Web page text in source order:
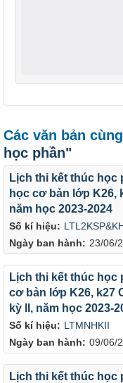
Các văn bản
học phần"
Số kí hiệu:
Ngày ban hành: 23/06/
Lịch thi kết thúc học
học cơ bản lớp K26,
năm học 2023-2024
Số kí hiệu: LTMNHKII
Ngày ban hành: 09/06/
Lịch thi kết thúc học
cơ bản lớp K26, k27
kỳ II, năm học 2023-
Lịch thi kết thúc học